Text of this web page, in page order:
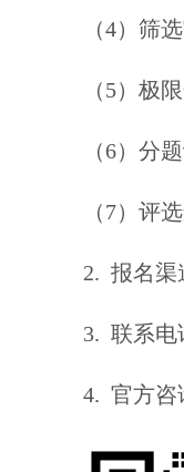
（4） 筛
（5） 极
（6） 分
（7） 评
2. 报名渠
3. 联系电
4. 官方咨